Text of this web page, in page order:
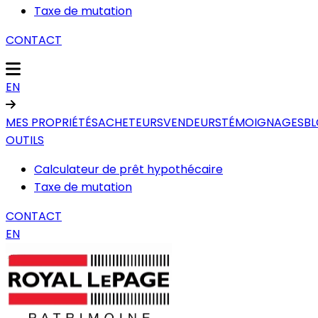
Taxe de mutation
CONTACT
EN
MES PROPRIÉTÉSACHETEURSVENDEURSTÉMOIGNAGES
OUTILS
Calculateur de prêt hypothécaire
Taxe de mutation
CONTACT
EN